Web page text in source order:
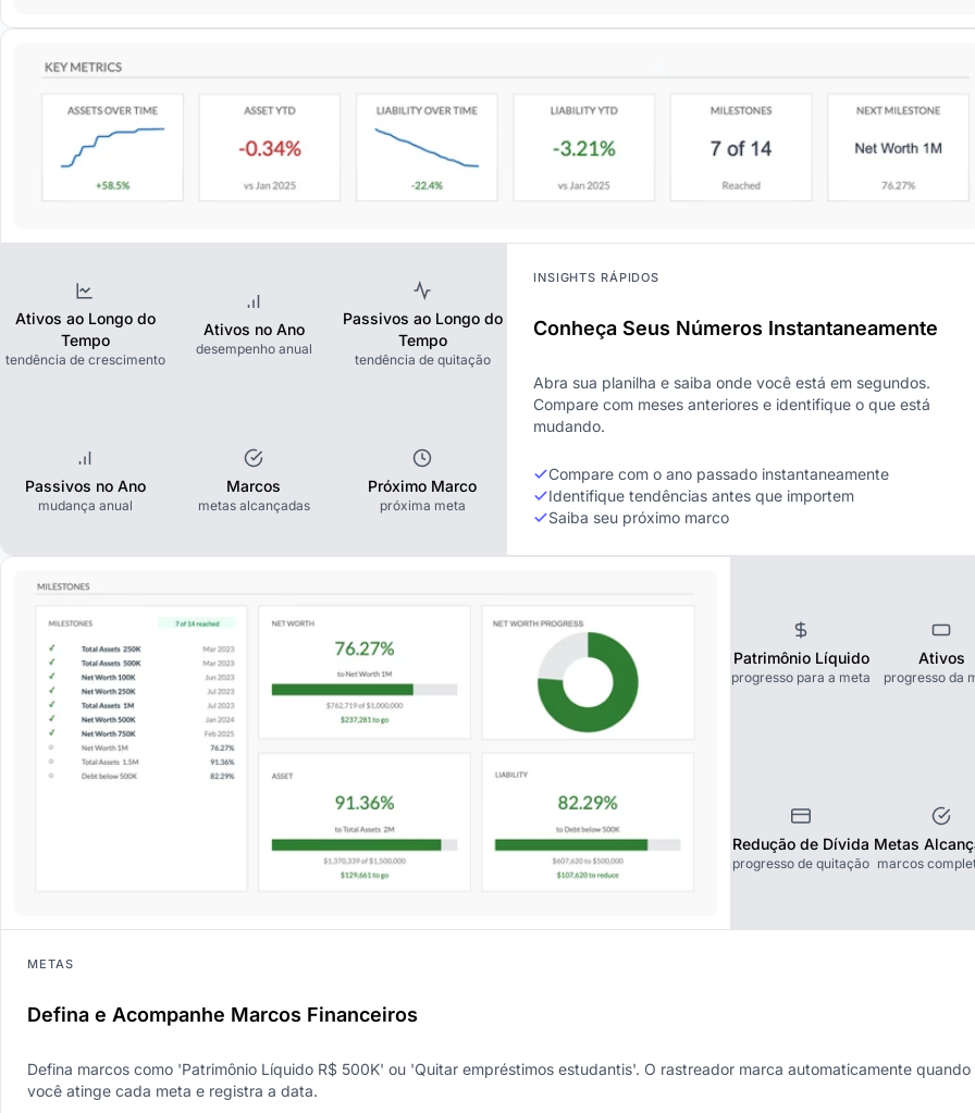
INSIGHTS RÁPIDOS
Conheça Seus Números Instantaneamente
Abra sua planilha e saiba onde você está em segundos.
Compare com meses anteriores e identifique o que está
mudando.
Compare com o ano passado instantaneamente
Identifique tendências antes que importem
Saiba seu próximo marco
Ativos ao Longo do
Tempo
tendência de crescimento
Ativos no Ano
desempenho anual
Passivos ao Longo do
Tempo
tendência de quitação
Passivos no Ano
mudança anual
Marcos
metas alcançadas
Próximo Marco
próxima meta
METAS
Defina e Acompanhe Marcos Financeiros
Defina marcos como 'Patrimônio Líquido R$ 500K' ou 'Quitar empréstimos estudantis'. O rastreador marca automaticamente quando
você atinge cada meta e registra a data.
Patrimônio Líquido
progresso para a meta
Ativos
progresso da
Redução de Dívida
progresso de quitação
Metas
marcos